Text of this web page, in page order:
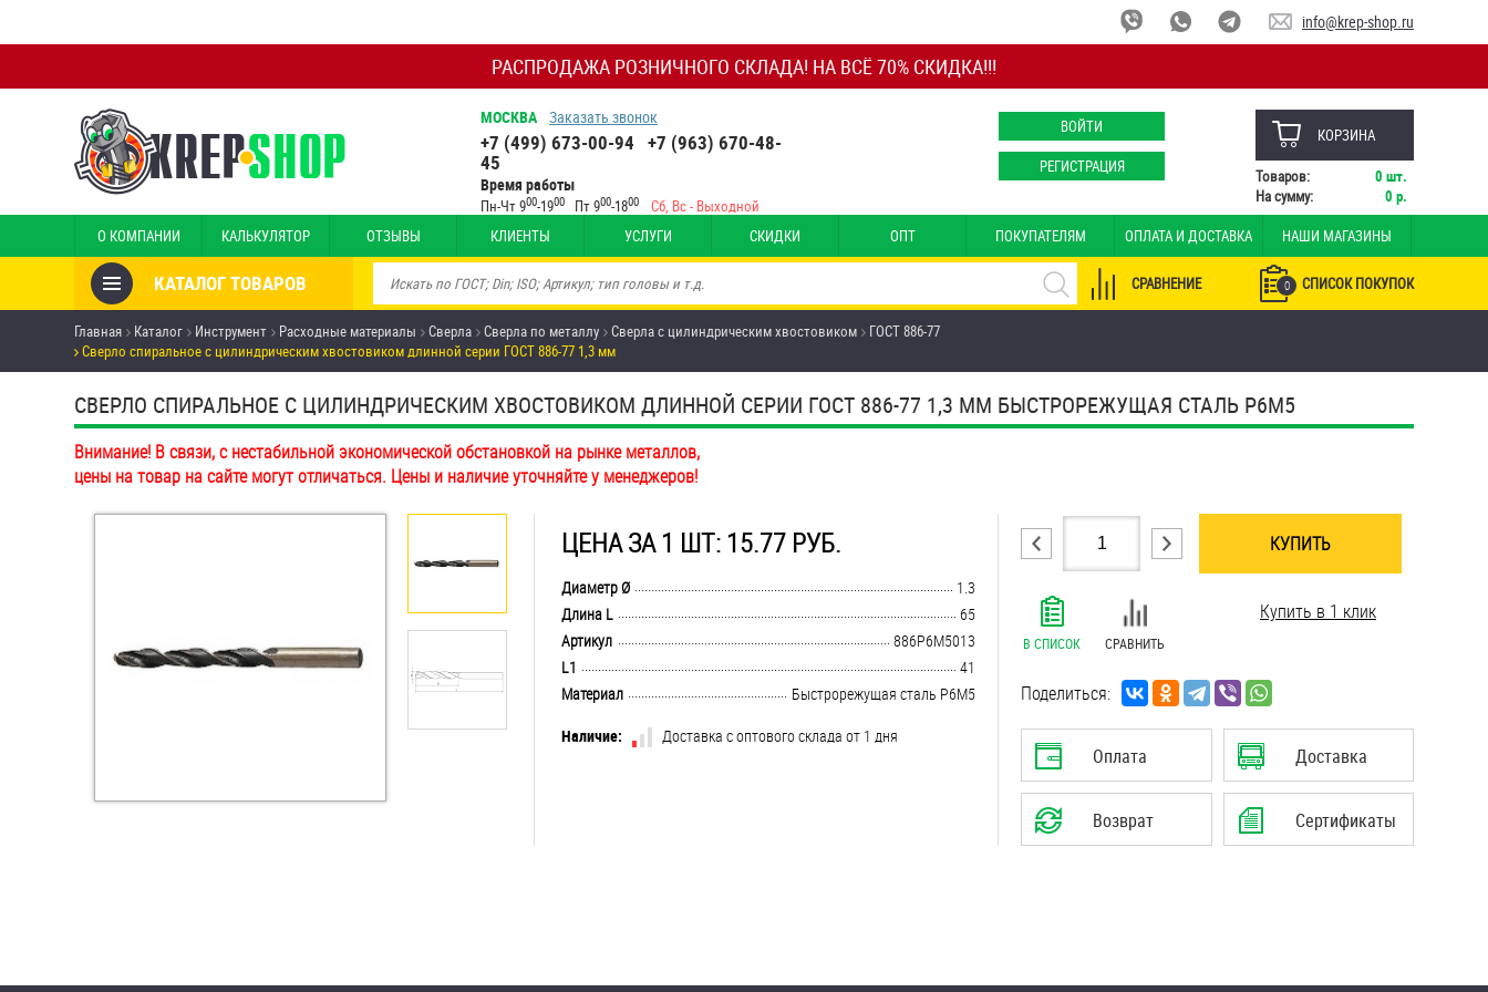
РАСПРОДАЖА РОЗНИЧНОГО СКЛАДА! НА ВСЁ 70% СКИДКА!!!
info@krep-shop.ru
МОСКВА Заказать звонок
+7 (499) 673-00-94 +7 (963) 670-48-
45
Время работы
Пн-Чт 900-1900 Пт 900-1800 Сб, Вс - Выходной
ВОЙТИ
РЕГИСТРАЦИЯ
КОРЗИНА
Товаров: 0 шт.
На сумму:
0 р.
О КОМПАНИИ КАЛЬКУЛЯТОР ОТЗЫВЫ КЛИЕНТЫ УСЛУГИ СКИДКИ ОПТ ПОКУПАТЕЛЯМ ОПЛАТА И ДОСТАВКА НАШИ МАГАЗИНЫ
КАТАЛОГ ТОВАРОВ 0 СПИСОК ПОКУПОК
СРАВНЕНИЕ
Товары со скидкой
Анкеры
Антивандальный крепёж,
инструмент
Болты и винты
Дюймовый крепёж
Инструмент
Главная Каталог Инструмент Расходные материалы Сверла Сверла по металлу Сверла с цилиндрическим хвостовиком
ГОСТ 886-77
Сверло спиральное с цилиндрическим хвостовиком длинной серии ГОСТ 886-77 1,3 мм
СВЕРЛО СПИРАЛЬНОЕ С ЦИЛИНДРИЧЕСКИМ ХВОСТОВИКОМ ДЛИННОЙ СЕРИИ ГОСТ 886-77 1,3 ММ БЫСТРОРЕЖУЩАЯ СТАЛЬ Р6М5
Внимание! В связи, с нестабильной экономической обстановкой на рынке металлов,
цены на товар на сайте могут отличаться. Цены и наличие уточняйте у менеджеров!
ЦЕНА ЗА 1 ШТ: 15.77 РУБ.
........................................................................................................................................................................................................
Диаметр Ø
1.3
........................................................................................................................................................................................................
Длина L
65
........................................................................................................................................................................................................
Артикул
886Р6М5013
........................................................................................................................................................................................................
L1
41
........................................................................................................................................................................................................
Материал
Быстрорежущая сталь Р6М5
Наличие:
Доставка с оптового склада от 1 дня
КУПИТЬ
В СПИСОК СРАВНИТЬ
Купить в 1 клик
Поделиться:
Оплата Доставка
Возврат Сертификаты